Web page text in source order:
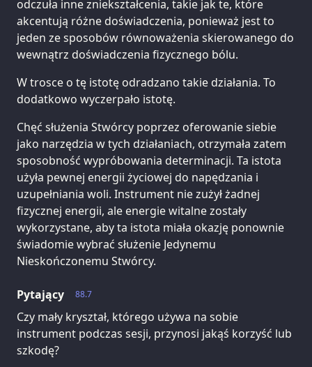
odczuła inne zniekształcenia, takie jak te, które
akcentują różne doświadczenia, ponieważ jest to
jeden ze sposobów równoważenia skierowanego do
wewnątrz doświadczenia fizycznego bólu.
W trosce o tę istotę odradzano takie działania. To
dodatkowo wyczerpało istotę.
Chęć służenia Stwórcy poprzez oferowanie siebie
jako narzędzia w tych działaniach, otrzymała zatem
sposobność wypróbowania determinacji. Ta istota
użyła pewnej energii życiowej do napędzania i
uzupełniania woli. Instrument nie zużył żadnej
fizycznej energii, ale energie witalne zostały
wykorzystane, aby ta istota miała okazję ponownie
świadomie wybrać służenie Jedynemu
Nieskończonemu Stwórcy.
88.7
Pytający
Czy mały kryształ, którego używa na sobie
instrument podczas sesji, przynosi jakąś korzyść lub
szkodę?